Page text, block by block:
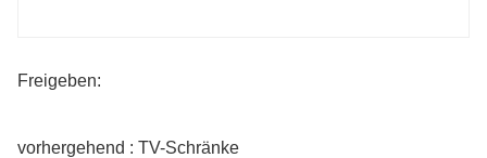
Freigeben:
vorhergehend : TV-Schränke